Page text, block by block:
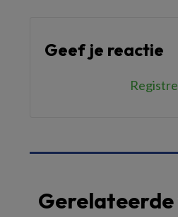
Geef je reactie